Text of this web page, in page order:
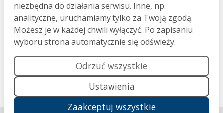
Bierzmowanie Małżeństwo
niezbędna do działania serwisu. Inne, np.
analityczne, uruchamiamy tylko za Twoją zgodą.
Możesz je w każdej chwili wyłączyć. Po zapisaniu
wyboru strona automatycznie się odświeży.
Odrzuć wszystkie
Ustawienia
Zaakceptuj wszystkie